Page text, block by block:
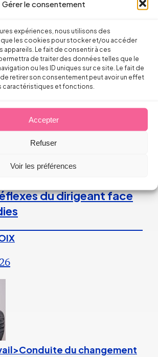
Gérer le consentement
expériences, nous utilisons des
les cookies pour stocker et/ou accéder
appareils. Le fait de consentir à ces
de traiter des données telles que le
ou les ID uniques sur ce site. Le fait de
retirer son consentement peut avoir un effet
caractéristiques et fonctions.
Accepter
Refuser
Voir les préférences
du versement d’une
caractériser un
unilatéral de
du changement
du dirigeant face
du changement